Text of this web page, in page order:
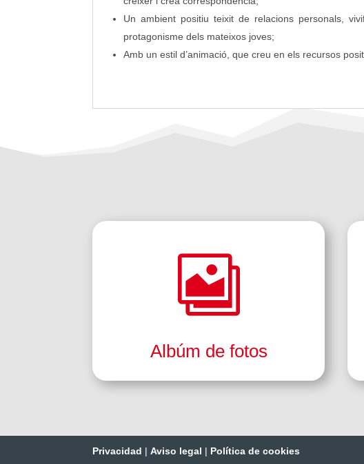
Un ambient positiu teixit de relacions personals,
protagonisme dels mateixos joves;
Amb un estil d’animació, que creu en els recursos

Albúm de fotos
Privacidad |Aviso legal | Política de cookies